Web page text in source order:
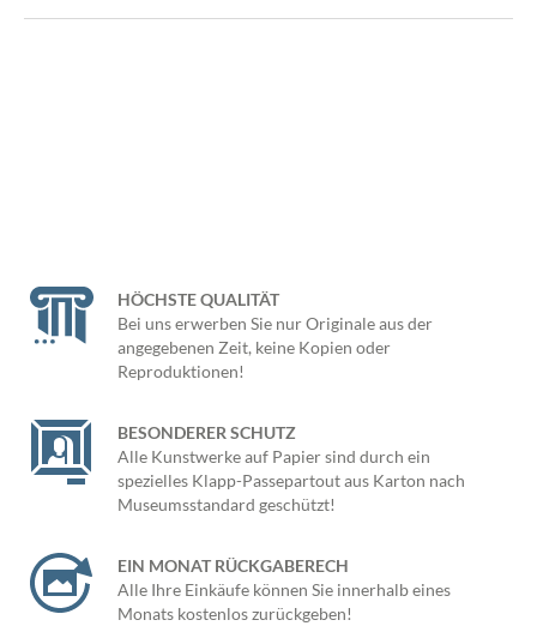
HÖCHSTE QUALITÄT
Bei uns erwerben Sie nur Originale aus der
angegebenen Zeit, keine Kopien oder
Reproduktionen!
BESONDERER SCHUTZ
Alle Kunstwerke auf Papier sind durch ein
spezielles Klapp-Passepartout aus Karton nach
Museumsstandard geschützt!
EIN MONAT RÜCKGABERECH
Alle Ihre Einkäufe können Sie innerhalb eines
Monats kostenlos zurückgeben!